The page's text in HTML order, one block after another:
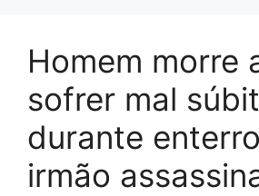
Homem morre
sofrer mal
durante
irmão